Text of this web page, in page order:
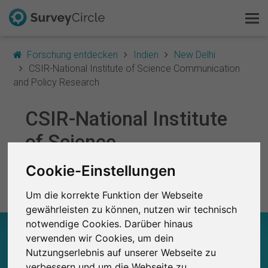
Cookie-Einstellungen
Um die korrekte Funktion der Webseite
gewährleisten zu können, nutzen wir technisch
notwendige Cookies. Darüber hinaus
verwenden wir Cookies, um dein
Nutzungserlebnis auf unserer Webseite zu
Forschung entdecken Indien
New Delhi
CSIR-National Institute of Science Communication
and Policy Research
CSIR-National Institute
of Science
Communication and
Policy Research
CSIR-NATIONAL INSTITUTE OF SCIENCE
COMMUNICATION AND POLICY RESEARCH –
AUF EINEN BLICK
Das ist SurveyCircle
Forschung entdecken
FAQ
Kostenlos registrieren
Anmelden